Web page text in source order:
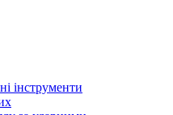
інструменти